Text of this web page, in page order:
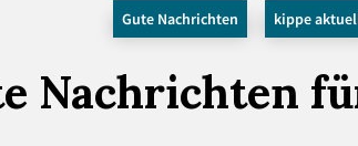
Gute Nachrichten kippe
Nachrichten